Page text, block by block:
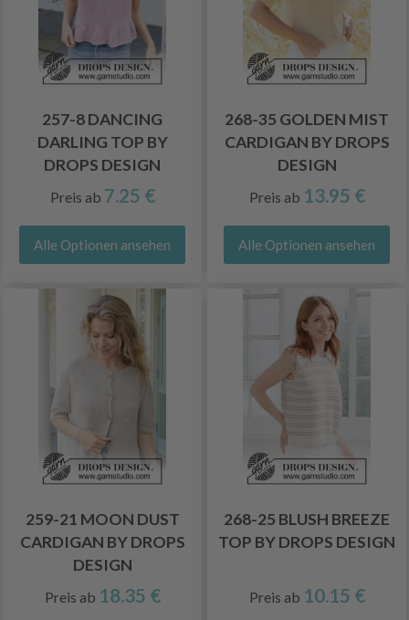
257-8 DANCING
DARLING TOP BY
DROPS DESIGN
Preis ab 7.25 €
Alle Optionen ansehen
268-35 GOLDEN MIST
CARDIGAN BY DROPS
DESIGN
Preis ab 13.95 €
Alle Optionen ansehen
259-21 MOON DUST
CARDIGAN BY DROPS
DESIGN
Preis ab 18.35 €
268-25 BLUSH BREEZE
TOP BY DROPS DESIGN
Preis ab 10.15 €